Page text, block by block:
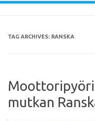
TAG ARCHIVES: RANSKA
mutkan